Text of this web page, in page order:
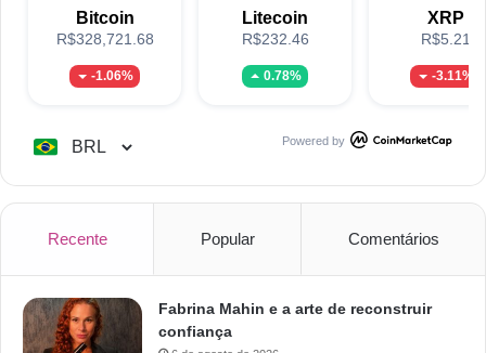
Bitcoin
R$328,721.68
-1.06%
Litecoin
R$232.46
0.78%
XRP
R$5.21
-3.11%
Powered by
Recente Popular Comentários
Fabrina Mahin e a arte de reconstruir
confiança